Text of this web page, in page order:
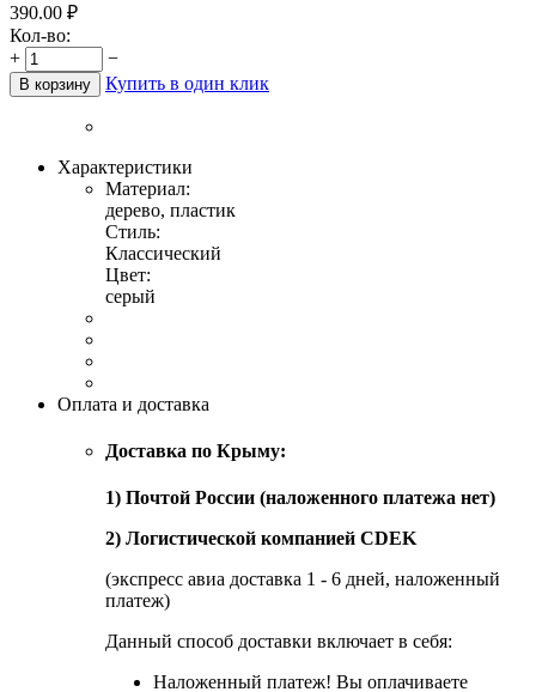
390.00 ₽
Кол-во:
+
−
В корзину Купить в один клик
Характеристики
Материал:
дерево, пластик
Стиль:
Классический
Цвет:
серый
Оплата и доставка
Доставка по Крыму:
1) Почтой России (наложенного платежа нет)
2) Логистической компанией CDEK
(экспресс авиа доставка 1 - 6 дней, наложенный
платеж)
Данный способ доставки включает в себя:
Наложенный платеж! Вы оплачиваете